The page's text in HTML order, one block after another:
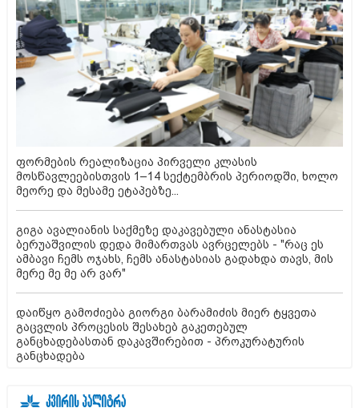
ფორმების რეალიზაცია პირველი კლასის
მოსწავლეებისთვის 1–14 სექტემბრის პერიოდში, ხოლო
მეორე და მესამე ეტაპებზე...
გიგა ავალიანის საქმეზე დაკავებული ანასტასია
ბერუაშვილის დედა მიმართვას ავრცელებს - "რაც ეს
ამბავი ჩემს ოჯახს, ჩემს ანასტასიას გადახდა თავს, მის
მერე მე მე არ ვარ"
დაიწყო გამოძიება გიორგი ბარამიძის მიერ ტყვეთა
გაცვლის პროცესის შესახებ გაკეთებულ
განცხადებასთან დაკავშირებით - პროკურატურის
განცხადება